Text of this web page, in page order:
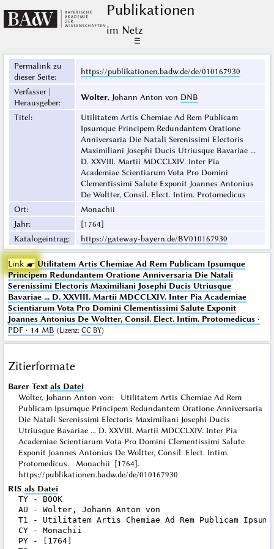
Publikationen
im Netz
☰
Permalink zu
dieser Seite:
https://publikationen.badw.de/de/010167930
Verfasser |
Herausgeber:
Wolter, Johann Anton von DNB
Titel:
Utilitatem Artis Chemiae Ad Rem Publicam
Ipsumque Principem Redundantem Oratione
Anniversaria Die Natali Serenissimi Electoris
Maximiliani Josephi Ducis Utriusque Bavariae ...
D. XXVIII. Martii MDCCLXIV. Inter Pia
Academiae Scientiarum Vota Pro Domini
Clementissimi Salute Exponit Joannes Antonius
De Woltter, Consil. Elect. Intim. Protomedicus
Ort:
Monachii
Jahr:
[1764]
Katalogeintrag: https://gateway-bayern.de/BV010167930
Link ☛ Utilitatem Artis Chemiae Ad Rem Publicam Ipsumque
Principem Redundantem Oratione Anniversaria Die Natali
Serenissimi Electoris Maximiliani Josephi Ducis Utriusque
Bavariae ... D. XXVIII. Martii MDCCLXIV. Inter Pia Academiae
Scientiarum Vota Pro Domini Clementissimi Salute Exponit
Joannes Antonius De Woltter, Consil. Elect. Intim. Protomedicus·
PDF · 14 MB (Lizenz: CC BY)
Zitierformate
Barer Text als Datei
Wolter, Johann Anton von: Utilitatem Artis Chemiae Ad Rem
Publicam Ipsumque Principem Redundantem Oratione Anniversaria
Die Natali Serenissimi Electoris Maximiliani Josephi Ducis
Utriusque Bavariae ... D. XXVIII. Martii MDCCLXIV. Inter Pia
Academiae Scientiarum Vota Pro Domini Clementissimi Salute
Exponit Joannes Antonius De Woltter, Consil. Elect. Intim.
Protomedicus. Monachii [1764].
https://publikationen.badw.de/de/010167930
RIS als Datei
TY - BOOK
AU - Wolter, Johann Anton von
T1 - Utilitatem Artis Chemiae Ad Rem Publicam
CY - Monachii
PY - [1764]